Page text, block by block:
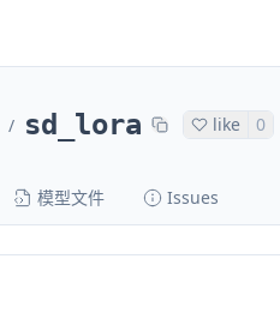
/ sd_lora like 0
模型文件 Issues